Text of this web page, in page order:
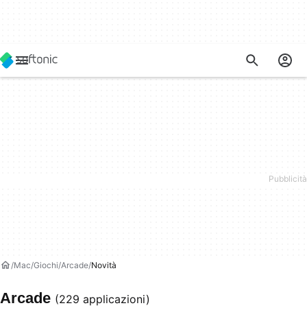
Mac Giochi Arcade Novità
Arcade (229 applicazioni)